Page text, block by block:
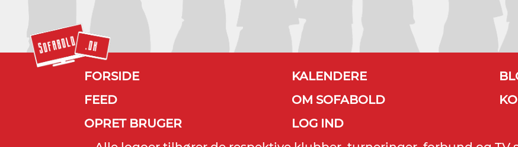
FORSIDE KALENDERE
FEED
OM SOFABOLD
OPRET BRUGER
LOG IND